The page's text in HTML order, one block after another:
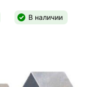
В наличии